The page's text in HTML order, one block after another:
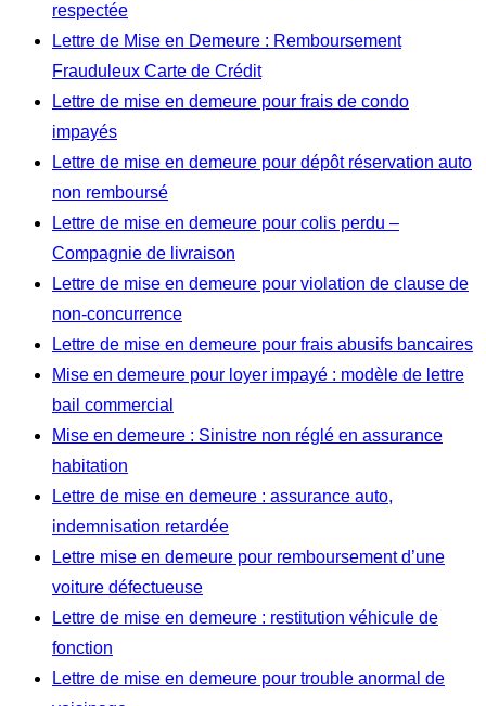
respectée
Lettre de Mise en Demeure : Remboursement
Frauduleux Carte de Crédit
Lettre de mise en demeure pour frais de condo
impayés
Lettre de mise en demeure pour dépôt réservation auto
non remboursé
Lettre de mise en demeure pour colis perdu –
Compagnie de livraison
Lettre de mise en demeure pour violation de clause de
non-concurrence
Lettre de mise en demeure pour frais abusifs bancaires
Mise en demeure pour loyer impayé : modèle de lettre
bail commercial
Mise en demeure : Sinistre non réglé en assurance
habitation
Lettre de mise en demeure : assurance auto,
indemnisation retardée
Lettre mise en demeure pour remboursement d’une
voiture défectueuse
Lettre de mise en demeure : restitution véhicule de
fonction
Lettre de mise en demeure pour trouble anormal de